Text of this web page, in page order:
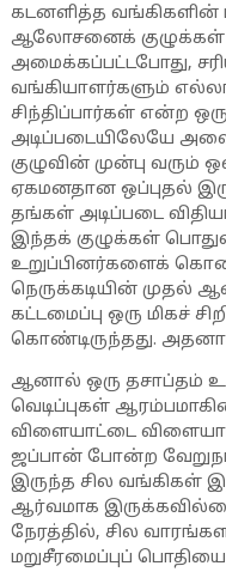
கடனளித்த வங்கிகளின்
ஆலோசனைக் குழுக்கள்
அமைக்கப்பட்டபோது,
வங்கியாளர்களும் எல்லா
சிந்திப்பார்கள் என்ற
அடிப்படையிலேயே
குழுவின் முன்பு
ஏகமனதான ஒப்புதல்
தங்கள் அடிப்படை
இந்தக் குழுக்கள்
உறுப்பினர்களைக்
நெருக்கடியின் முதல்
கட்டமைப்பு ஒரு மிகச்
கொண்டிருந்தது.
ஆனால் ஒரு தசாப்தம்
வெடிப்புகள்
விளையாட்டை
ஜப்பான் போன்ற
இருந்த சில வங்கிகள்
ஆர்வமாக
நேரத்தில், சில
மறுசீரமைப்புப்